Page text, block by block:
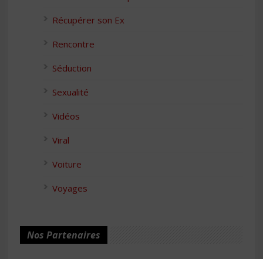
Récupérer son Ex
Rencontre
Séduction
Sexualité
Vidéos
Viral
Voiture
Voyages
Nos Partenaires